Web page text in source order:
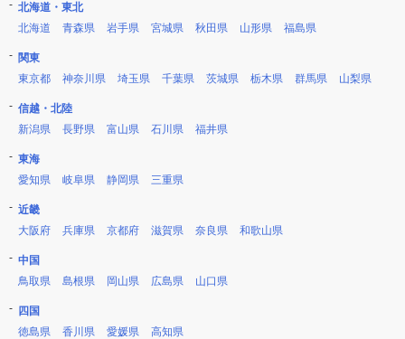
北海道・東北
北海道
青森県 岩手県 宮城県 秋田県 山形県 福島県
関東
東京都
神奈川県 埼玉県 千葉県 茨城県 栃木県 群馬県 山梨県
信越・北陸
新潟県
長野県 富山県 石川県 福井県
東海
愛知県
岐阜県 静岡県 三重県
近畿
大阪府
兵庫県 京都府 滋賀県 奈良県 和歌山県
中国
鳥取県
島根県 岡山県 広島県 山口県
四国
徳島県
香川県 愛媛県 高知県